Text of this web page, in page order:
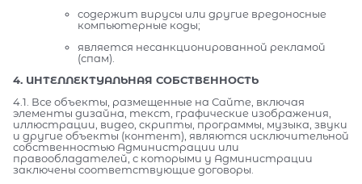
содержит вирусы или другие вредоносные
компьютерные коды;
является несанкционированной рекламой
(спам).
4. ИНТЕЛЛЕКТУАЛЬНАЯ СОБСТВЕННОСТЬ
4.1. Все объекты, размещенные на Сайте, включая
элементы дизайна, текст, графические изображения,
иллюстрации, видео, скрипты, программы, музыка, звуки
и другие объекты (контент), являются исключительной
собственностью Администрации или
правообладателей, с которыми у Администрации
заключены соответствующие договоры.